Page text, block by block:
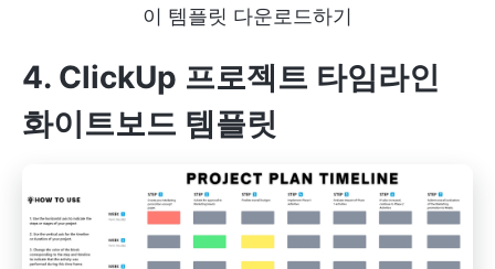
이 템플릿 다운로드하기
4. ClickUp 프로젝트 타임라인
화이트보드 템플릿